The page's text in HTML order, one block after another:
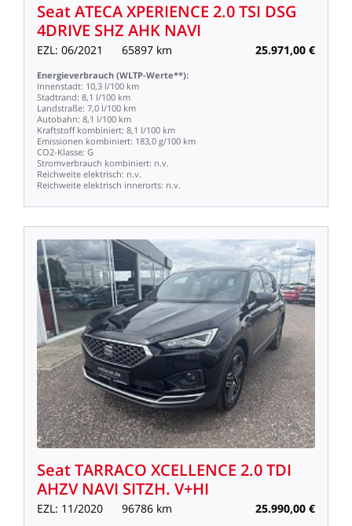
SeatATECAXPERIENCE 2.0TSI DSG
4DRIVE SHZ AHK NAVI
EZL: 06/2021 65897 km 25.971,00 €
Energieverbrauch (WLTP-Werte**):
Innenstadt: 10,3 l/100 km
Stadtrand: 8,1 l/100 km
Landstraße: 7,0 l/100 km
Autobahn: 8,1 l/100 km
Kraftstoff kombiniert: 8,1 l/100 km
Emissionen kombiniert: 183,0 g/100 km
CO2-Klasse: G
Stromverbrauch kombiniert: n.v.
Reichweite elektrisch: n.v.
Reichweite elektrisch innerorts: n.v.
SeatTARRACO XCELLENCE 2.0TDI
AHZV NAVI SITZH. V+HI
EZL: 11/2020 96786 km 25.990,00 €